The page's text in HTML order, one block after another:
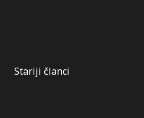
Kretanje
Stariji članci